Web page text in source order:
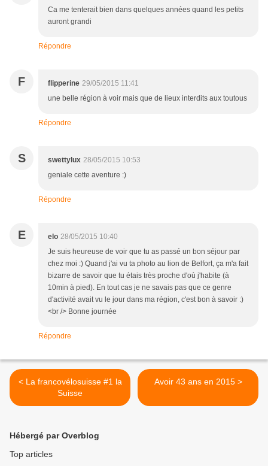
Ca me tenterait bien dans quelques années quand les petits
auront grandi
Répondre
F flipperine 29/05/2015 11:41
une belle région à voir mais que de lieux interdits aux toutous
Répondre
S swettylux 28/05/2015 10:53
geniale cette aventure :)
Répondre
E elo 28/05/2015 10:40
Je suis heureuse de voir que tu as passé un bon séjour par
chez moi :) Quand j'ai vu ta photo au lion de Belfort, ça m'a fait
bizarre de savoir que tu étais très proche d'où j'habite (à
10min à pied). En tout cas je ne savais pas que ce genre
d'activité avait vu le jour dans ma région, c'est bon à savoir :)
<br /> Bonne journée
Répondre
< La francovélosuisse #1 la
Suisse
Avoir 43 ans en 2015 >
Hébergé par Overblog
Top articles